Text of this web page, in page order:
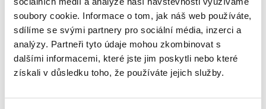
soubory cookie. Informace o tom, jak náš web používáte,
sdílíme se svými partnery pro sociální média, inzerci a
analýzy. Partneři tyto údaje mohou zkombinovat s
dalšími informacemi, které jste jim poskytli nebo které
získali v důsledku toho, že používáte jejich služby.
Publikace podrobně zkoumá rozsudek pro
zmeškání jako klasický institut civilního
sporného řízení. Autor postupně rozebírá
podmínky jeho vydání, právní důsledky i
možnosti obrany proti němu, přičemž...
Evropské unie